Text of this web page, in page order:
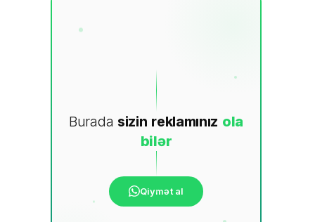
Burada sizin reklamınız ola
bilər
Qiymət al